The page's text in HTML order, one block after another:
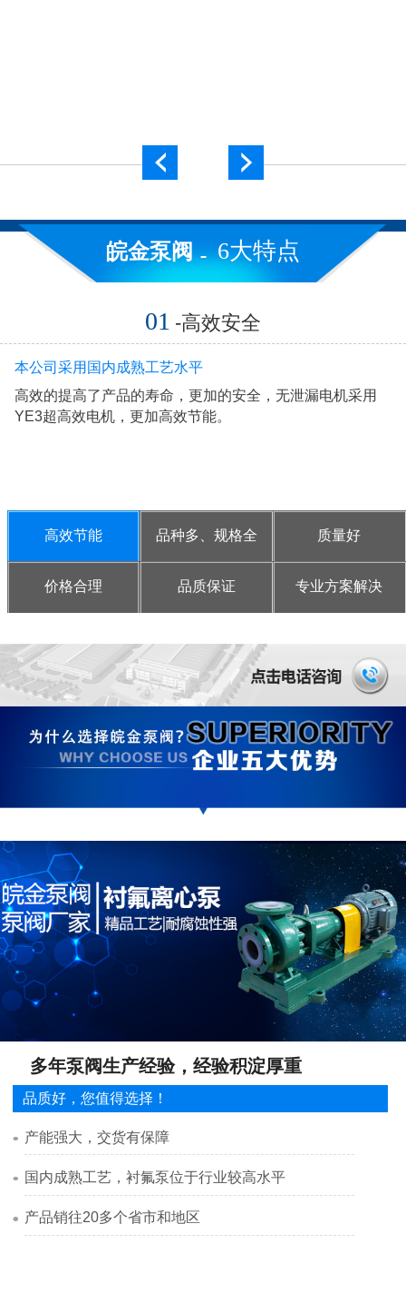
皖金泵阀 6大特点
01 -高效安全
本公司采用国内成熟工艺水平
高效的提高了产品的寿命，更加的安全，无泄漏电机采用
YE3超高效电机，更加高效节能。
高效节能 品种多、规格全 质量好
价格合理 品质保证 专业方案解决
多年泵阀生产经验，经验积淀厚重
品质好，您值得选择！
产能强大，交货有保障
国内成熟工艺，衬氟泵位于行业较高水平
产品销往20多个省市和地区